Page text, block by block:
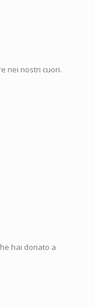
nei nostri cuori.
hai donato a